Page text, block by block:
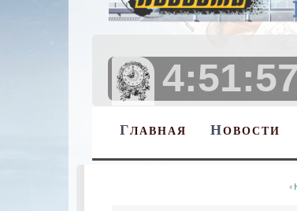
4:51:58
ГЛАВНАЯ НОВОСТИ
«